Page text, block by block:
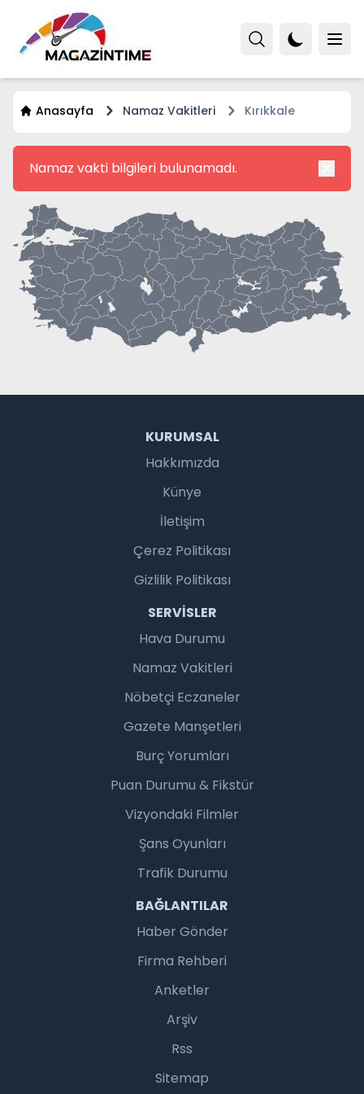
Anasayfa Namaz Vakitleri Kırıkkale
Namaz vakti bilgileri bulunamadı.
KURUMSAL
Hakkımızda
Künye
İletişim
Çerez Politikası
Gizlilik Politikası
SERVISLER
Hava Durumu
Namaz Vakitleri
Nöbetçi Eczaneler
Gazete Manşetleri
Burç Yorumları
Puan Durumu & Fikstür
Vizyondaki Filmler
Şans Oyunları
Trafik Durumu
BAĞLANTILAR
Haber Gönder
Firma Rehberi
Anketler
Arşiv
Rss
Sitemap